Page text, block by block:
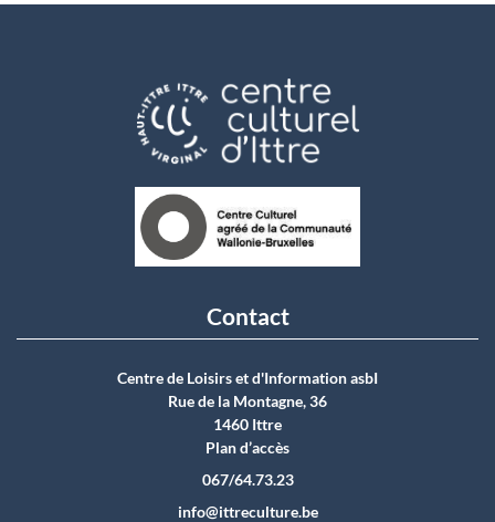
Contact
Centre de Loisirs et d'Information asbI
Rue de la Montagne, 36
1460 Ittre
Plan d’accès
067/64.73.23
info@ittreculture.be